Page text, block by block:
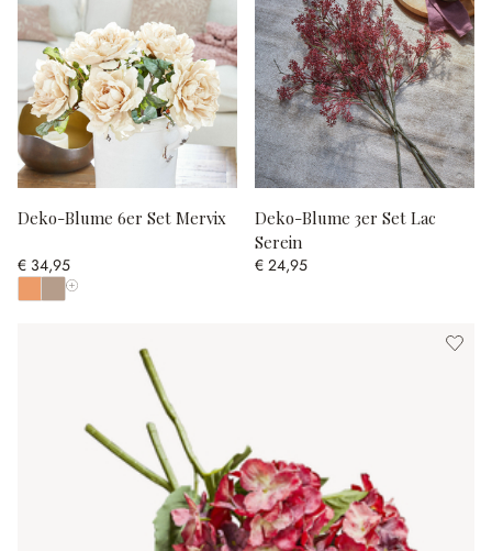
Deko-Blume 6er Set Mervix
€ 34,95
Alle Farben anzeigen
Deko-Blume 3er Set Lac
Serein
€ 24,95